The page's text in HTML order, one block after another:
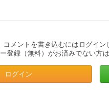
コメントを書き込むにはログイン
登録（無料）がお済みでない方
ログイン